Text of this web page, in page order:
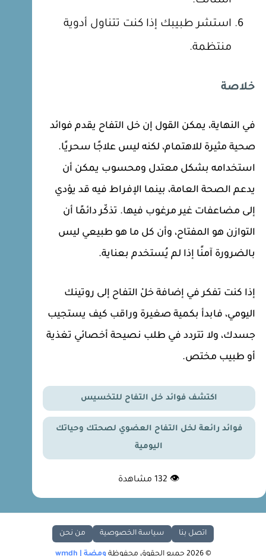
استشر طبيبك إذا كنت تتناول أدوية
منتظمة.
خلاصة
في النهاية، يمكن القول إن خل التفاح يقدم فوائد
صحية مثيرة للاهتمام، لكنه ليس علاجًا سحريًا.
استخدامه بشكل معتدل ومحسوب يمكن أن
يدعم الصحة العامة، بينما الإفراط فيه قد يؤدي
إلى مضاعفات غير مرغوب فيها. تذكّر دائمًا أن
التوازن هو المفتاح، وأن كل ما هو طبيعي ليس
بالضرورة آمنًا إذا لم يُستخدم بعناية.
إذا كنت تفكر في إضافة خلْ التفاح إلى روتينك
اليومي، فابدأ بكمية صغيرة وراقب كيف يستجيب
جسدك، ولا تتردد في طلب نصيحة أخصائي تغذية
أو طبيب مختص.
اكتشف فوائد خل التفاح للتخسيس
فوائد رائعة لخل التفاح العضوي لصحتك وحياتك
اليومية
👁
132 مشاهدة
اتصل بنا سياسة الخصوصية من نحن
© 2026 جميع الحقوق محفوظة ومضة | wmdh